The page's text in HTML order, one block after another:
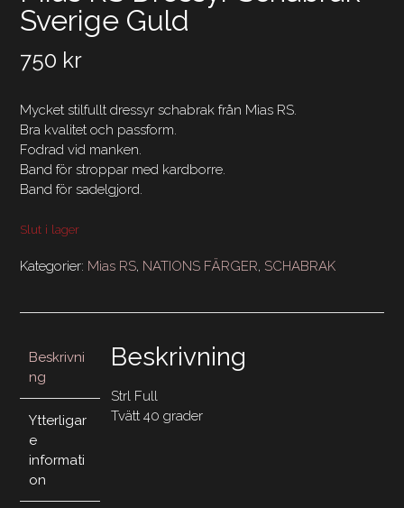
Sverige Guld
750 kr
Mycket stilfullt dressyr schabrak från Mias RS.
Bra kvalitet och passform.
Fodrad vid manken.
Band för stroppar med kardborre.
Band för sadelgjord.
Slut i lager
Kategorier: Mias RS, NATIONS FÄRGER, SCHABRAK
Beskrivni
ng
Ytterligar
e
informati
on
Beskrivning
Strl Full
Tvätt 40 grader